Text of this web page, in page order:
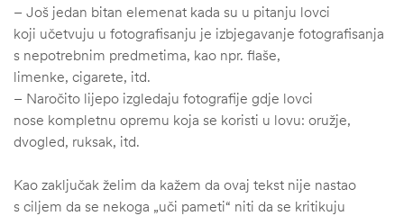
– Još jedan bitan elemenat kada su u pitanju lovci
koji učetvuju u fotografisanju je izbjegavanje fotografisanja
s nepotrebnim predmetima, kao npr. flaše,
limenke, cigarete, itd.
– Naročito lijepo izgledaju fotografije gdje lovci
nose kompletnu opremu koja se koristi u lovu: oružje,
dvogled, ruksak, itd.
Kao zaključak želim da kažem da ovaj tekst nije nastao
s ciljem da se nekoga „uči pameti“ niti da se kritikuju